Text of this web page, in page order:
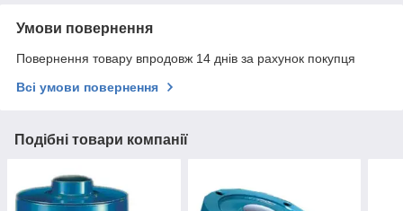
Умови повернення
Повернення товару впродовж 14 днів за рахунок покупця
Всі умови повернення
Подібні товари компанії